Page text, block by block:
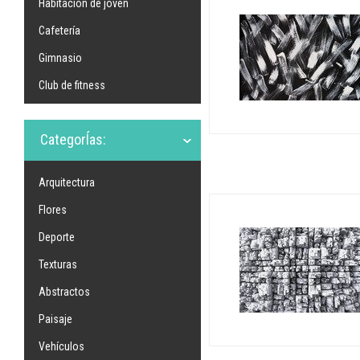
Habitación de joven
Cafetería
Gimnasio
Club de fitness
CategorÍas:
Arquitectura
Flores
Deporte
Texturas
Abstractos
Paisaje
Vehículos